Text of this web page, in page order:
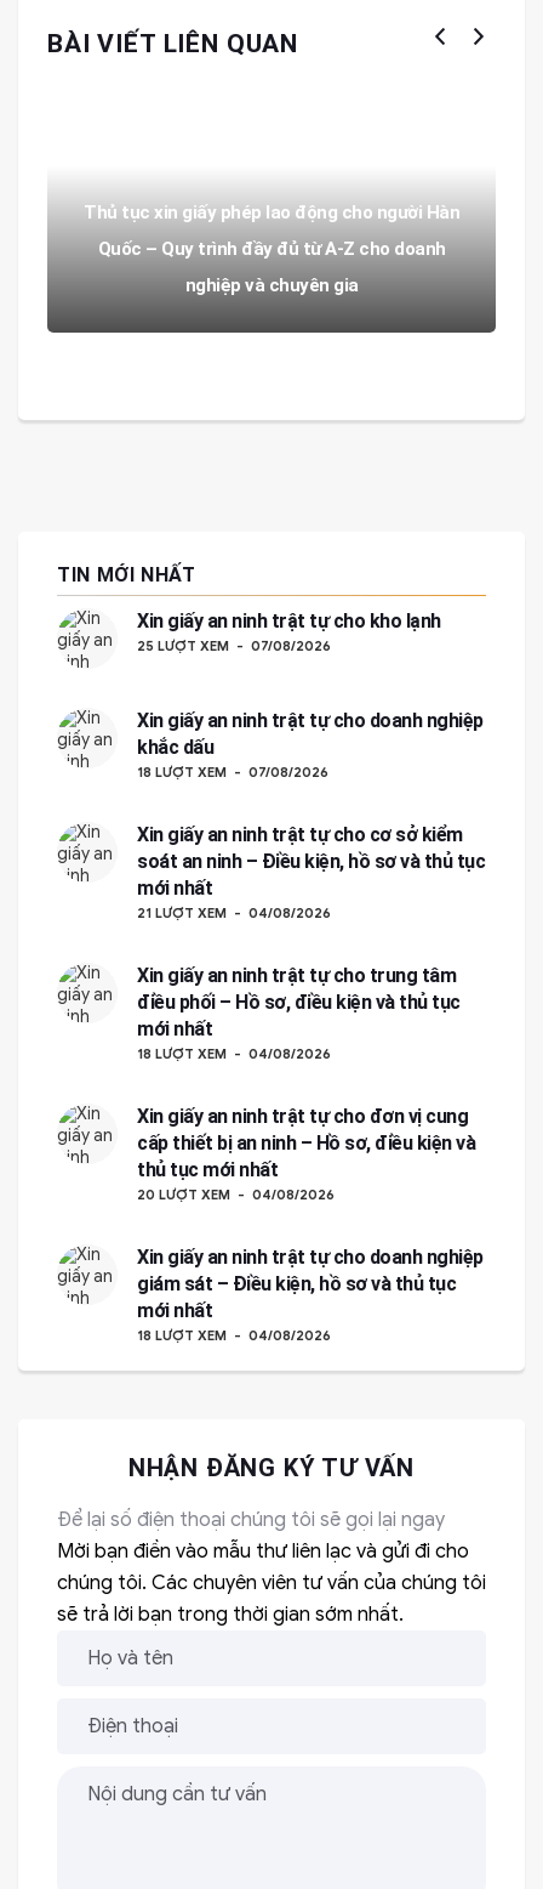
BÀI VIẾT LIÊN QUAN
Thủ tục xin giấy phép lao động cho người Hàn
Quốc – Quy trình đầy đủ từ A-Z cho doanh
nghiệp và chuyên gia
TIN MỚI NHẤT
Xin giấy an ninh trật tự cho kho lạnh
25 LƯỢT XEM 07/08/2026
Xin giấy an ninh trật tự cho doanh nghiệp
khắc dấu
18 LƯỢT XEM 07/08/2026
Xin giấy an ninh trật tự cho cơ sở kiểm
soát an ninh – Điều kiện, hồ sơ và thủ tục
mới nhất
21 LƯỢT XEM 04/08/2026
Xin giấy an ninh trật tự cho trung tâm
điều phối – Hồ sơ, điều kiện và thủ tục
mới nhất
18 LƯỢT XEM 04/08/2026
Xin giấy an ninh trật tự cho đơn vị cung
cấp thiết bị an ninh – Hồ sơ, điều kiện và
thủ tục mới nhất
20 LƯỢT XEM 04/08/2026
Xin giấy an ninh trật tự cho doanh nghiệp
giám sát – Điều kiện, hồ sơ và thủ tục
mới nhất
18 LƯỢT XEM 04/08/2026
NHẬN ĐĂNG KÝ TƯ VẤN
Để lại số điện thoại chúng tôi sẽ gọi lại ngay
Mời bạn điền vào mẫu thư liên lạc và gửi đi cho
chúng tôi. Các chuyên viên tư vấn của chúng tôi
sẽ trả lời bạn trong thời gian sớm nhất.